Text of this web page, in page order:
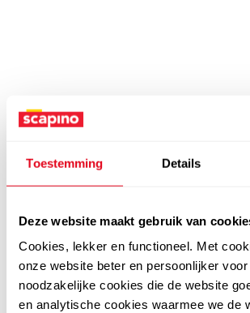
Toestemming Details
Deze website maakt gebruik van
Cookies, lekker en functioneel. Met
onze website beter en persoonlijker
noodzakelijke cookies die de website
en analytische cookies waarmee we de